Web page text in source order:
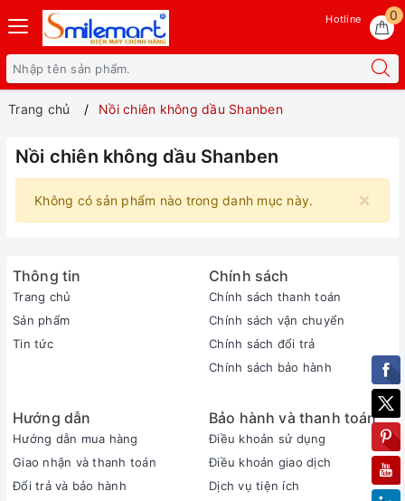
0
Hotline
Trang chủ Nồi chiên không dầu Shanben
Nồi chiên không dầu Shanben
×
Không có sản phẩm nào trong danh mục này.
Thông tin
Trang chủ
Sản phẩm
Tin tức
Chính sách
Chính sách thanh toán
Chính sách vận chuyển
Chính sách đổi trả
Chính sách bảo hành
Hướng dẫn
Hướng dẫn mua hàng
Giao nhận và thanh toán
Đổi trả và bảo hành
Bảo hành và thanh toán
Điều khoản sử dụng
Điều khoản giao dịch
Dịch vụ tiện ích